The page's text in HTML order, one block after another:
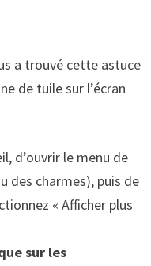
a trouvé cette astuce
de tuile sur l’écran
d’ouvrir le menu de
des charmes), puis de
« Afficher plus
sur les